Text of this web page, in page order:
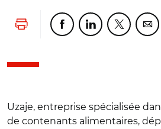
Lancer l'impressionPartager cette page
Partager cette
Partager
Uzaje, entreprise spécialisée
de contenants alimentaires,